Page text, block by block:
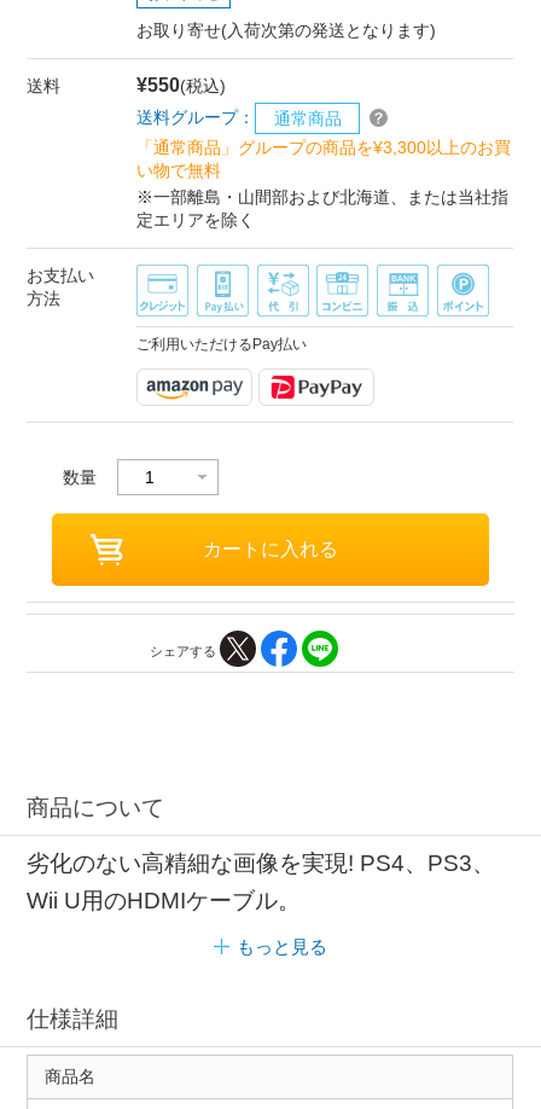
お取り寄せ(入荷次第の発送となります)
送料 ¥550(税込)
送料グループ：
通常商品
「通常商品」グループの商品を¥3,300以上のお買
い物で無料
※一部離島・山間部および北海道、または当社指
定エリアを除く
お支払い
方法
ご利用いただけるPay払い
数量
シェアする
商品について
劣化のない高精細な画像を実現! PS4、PS3、
Wii U用のHDMIケーブル。
もっと見る
仕様詳細
商品名